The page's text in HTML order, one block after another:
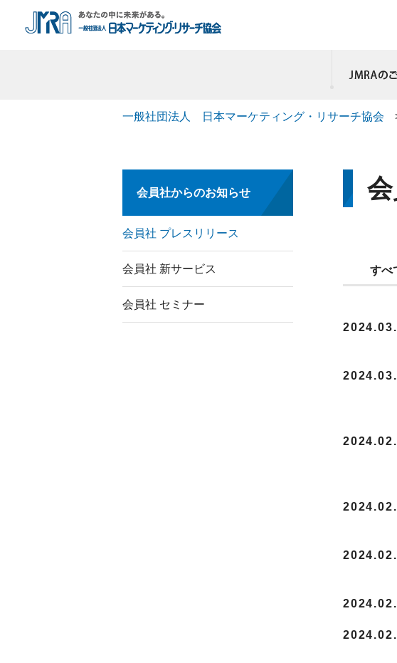
一般社団法人 日本マーケティング・リサーチ協会
すべ
会員社からのお知らせ
会員社 プレスリリース
会員社 新サービス
会員社 セミナー